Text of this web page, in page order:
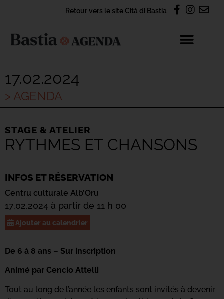
Retour vers le site Cità di Bastia
17.02.2024
> AGENDA
STAGE & ATELIER
RYTHMES ET CHANSONS
INFOS ET RÉSERVATION
Centru culturale Alb’Oru
17.02.2024 à partir de 11 h 00
Ajouter au calendrier
De 6 à 8 ans – Sur inscription
Animé par Cencio Attelli
Tout au long de l’année les enfants sont invités à devenir